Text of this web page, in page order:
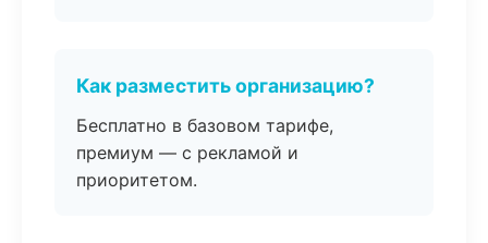
Как разместить организацию?
Бесплатно в базовом тарифе,
премиум — с рекламой и
приоритетом.